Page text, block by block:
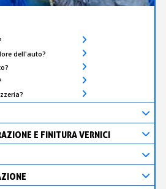
dell'auto?
E FINITURA VERNICI